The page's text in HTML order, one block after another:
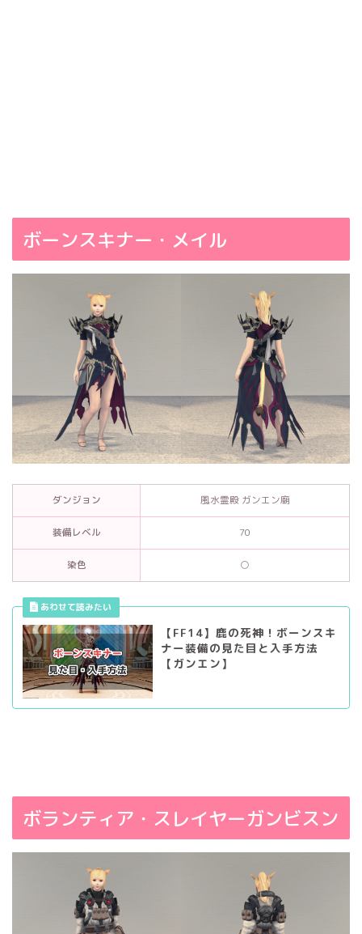
ボーンスキナー・メイル
ダンジョン 風水霊殿 ガンエン廟
装備レベル 70
染色 ○
【FF14】鹿の死神！ボーンスキ
ナー装備の見た目と入手方法
【ガンエン】
ボランティア・スレイヤーガンビスン